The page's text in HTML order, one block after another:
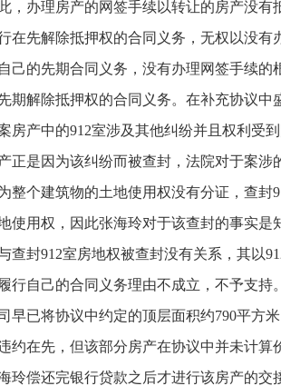
，办理房产的网签手续以转让的房产没有
在先解除抵押权的合同义务，无权以没有
己的先期合同义务，没有办理网签手续的
期解除抵押权的合同义务。在补充协议中
房产中的912室涉及其他纠纷并且权利受
正是因为该纠纷而被查封，法院对于案涉
整个建筑物的土地使用权没有分证，查封
使用权，因此张海玲对于该查封的事实是
查封912室房地权被查封没有关系，其以
行自己的合同义务理由不成立，不予支持
早已将协议中约定的顶层面积约790平方
约在先，但该部分房产在协议中并未计算
玲偿还完银行贷款之后才进行该房产的交